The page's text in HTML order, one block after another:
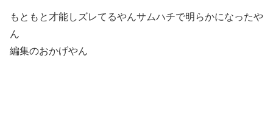
もともと才能しズレてるやんサムハチで明らかになったや
ん
編集のおかげやん